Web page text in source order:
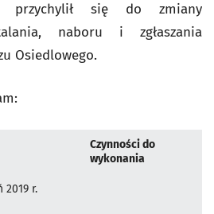
przychylił się do zmiany
naboru i zgłaszania
Osiedlowego.
Czynności do
wykonania
2019 r.